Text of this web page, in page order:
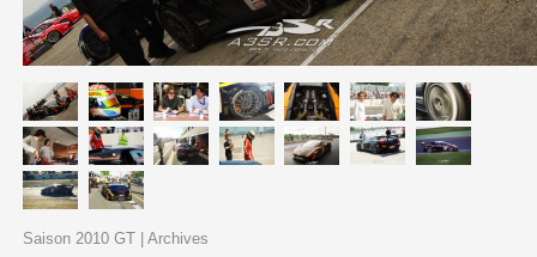
Saison 2010 GT | Archives